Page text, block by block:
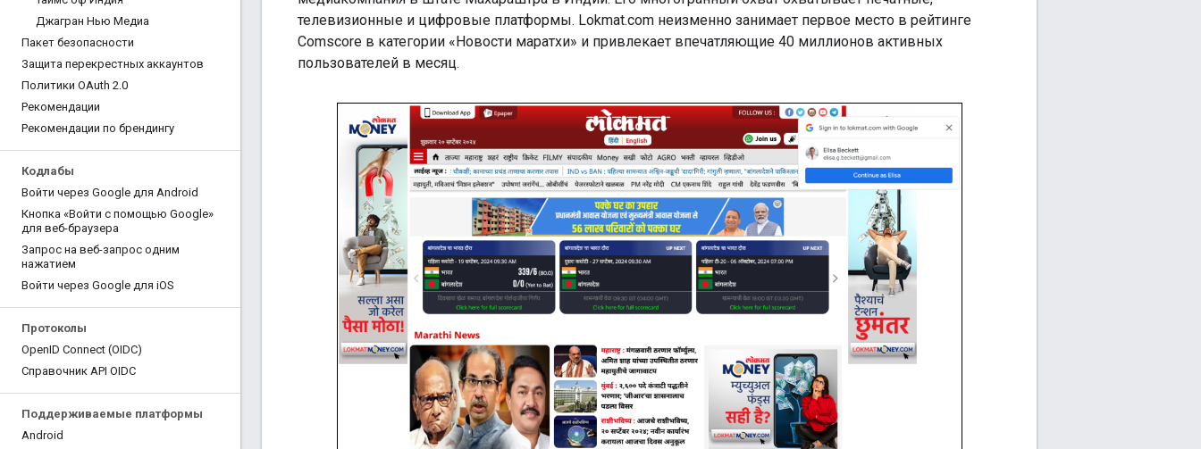
Джагран Нью Медиа
Пакет безопасности
Защита перекрестных аккаунтов
Политики OAuth 2.0
Рекомендации
Рекомендации по брендингу
Кодлабы
Войти через Google для Android
Кнопка «Войти с помощью Google»
для веб-браузера
Запрос на веб-запрос одним
нажатием
Войти через Google для iOS
Протоколы
OpenID Connect (OIDC)
Справочник API OIDC
Поддерживаемые платформы
Android
телевизионные и цифровые платформы. Lokmat.com неизменно занимает первое место в рейтинге
Comscore в категории «Новости маратхи» и привлекает впечатляющие 40 миллионов активных
пользователей в месяц.